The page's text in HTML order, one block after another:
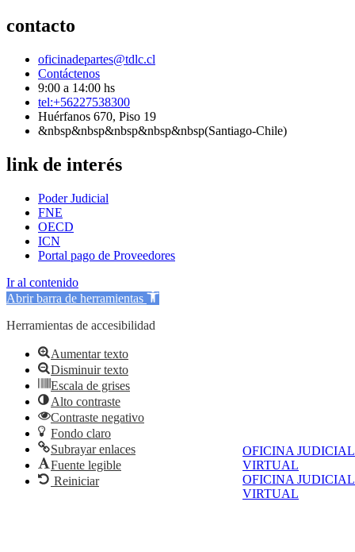
OFICINA JUDICIAL
VIRTUAL
OFICINA JUDICIAL
VIRTUAL
contacto
oficinadepartes@tdlc.cl
Contáctenos
9:00 a 14:00 hs
tel:+56227538300
Huérfanos 670, Piso 19
&nbsp&nbsp&nbsp&nbsp&nbsp(Santiago-Chile)
link de interés
Poder Judicial
FNE
OECD
ICN
Portal pago de Proveedores
Ir al contenido
Abrir barra de herramientas
Herramientas de accesibilidad
Aumentar texto
Disminuir texto
Escala de grises
Alto contraste
Contraste negativo
Fondo claro
Subrayar enlaces
Fuente legible
Reiniciar